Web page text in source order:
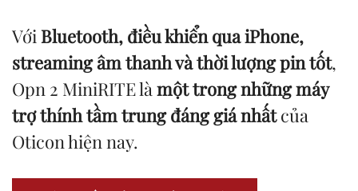
Với Bluetooth, điều khiển qua iPhone,
streaming âm thanh và thời lượng pin tốt,
Opn 2 MiniRITE làmột trong những máy
trợ thính tầm trung đáng giá nhấtcủa
Oticon hiện nay.